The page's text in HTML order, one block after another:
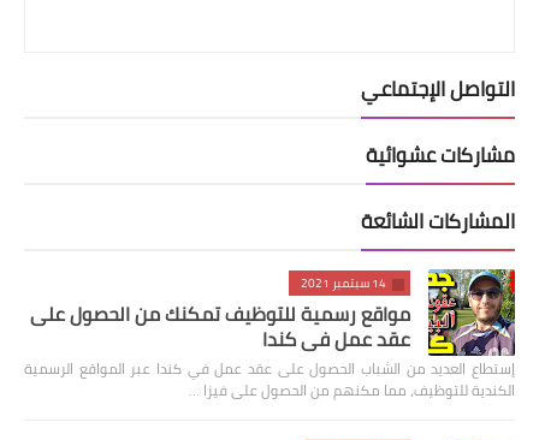
التواصل الإجتماعي
مشاركات عشوائية
المشاركات الشائعة
14 سبتمبر 2021
مواقع رسمية للتوظيف تمكنك من الحصول على
عقد عمل في كندا
إستطاع العديد من الشباب الحصول على عقد عمل في كندا عبر المواقع الرسمية
الكندية للتوظيف، مما مكنهم من الحصول على فيزا …